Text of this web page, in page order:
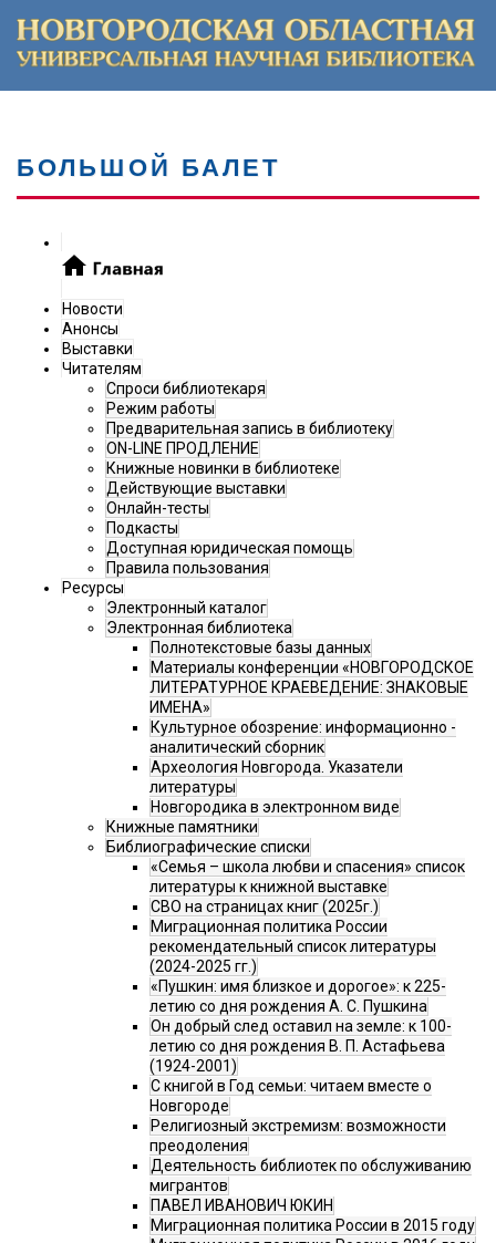
БОЛЬШОЙ БАЛЕТ
Новости
Анонсы
Выставки
Читателям
Спроси библиотекаря
Режим работы
Предварительная запись в библиотеку
ON-LINE ПРОДЛЕНИЕ
Книжные новинки в библиотеке
Действующие выставки
Онлайн-тесты
Подкасты
Доступная юридическая помощь
Правила пользования
Ресурсы
Электронный каталог
Электронная библиотека
Полнотекстовые базы данных
Материалы конференции «НОВГОРОДСКОЕ
ЛИТЕРАТУРНОЕ КРАЕВЕДЕНИЕ: ЗНАКОВЫЕ
ИМЕНА»
Культурное обозрение: информационно -
аналитический сборник
Археология Новгорода. Указатели
литературы
Новгородика в электронном виде
Книжные памятники
Библиографические списки
«Семья – школа любви и спасения» список
литературы к книжной выставке
СВО на страницах книг (2025г.)
Миграционная политика России
рекомендательный список литературы
(2024-2025 гг.)
«Пушкин: имя близкое и дорогое»: к 225-
летию со дня рождения А. С. Пушкина
Он добрый след оставил на земле: к 100-
летию со дня рождения В. П. Астафьева
(1924-2001)
С книгой в Год семьи: читаем вместе о
Новгороде
Религиозный экстремизм: возможности
преодоления
Деятельность библиотек по обслуживанию
мигрантов
ПАВЕЛ ИВАНОВИЧ ЮКИН
Миграционная политика России в 2015 году